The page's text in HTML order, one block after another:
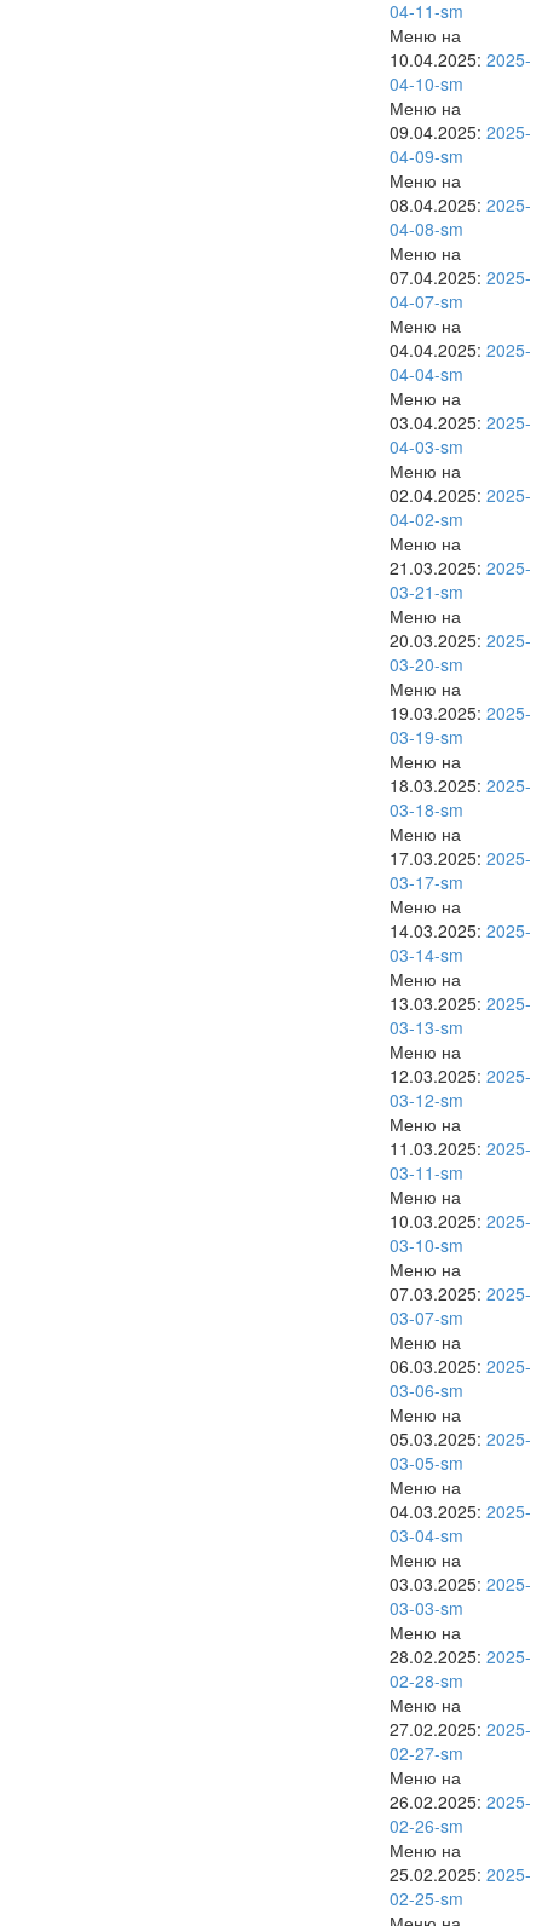
04-11-sm
Меню на
10.04.2025: 2025-
04-10-sm
Меню на
09.04.2025: 2025-
04-09-sm
Меню на
08.04.2025: 2025-
04-08-sm
Меню на
07.04.2025: 2025-
04-07-sm
Меню на
04.04.2025: 2025-
04-04-sm
Меню на
03.04.2025: 2025-
04-03-sm
Меню на
02.04.2025: 2025-
04-02-sm
Меню на
21.03.2025: 2025-
03-21-sm
Меню на
20.03.2025: 2025-
03-20-sm
Меню на
19.03.2025: 2025-
03-19-sm
Меню на
18.03.2025: 2025-
03-18-sm
Меню на
17.03.2025: 2025-
03-17-sm
Меню на
14.03.2025: 2025-
03-14-sm
Меню на
13.03.2025: 2025-
03-13-sm
Меню на
12.03.2025: 2025-
03-12-sm
Меню на
11.03.2025: 2025-
03-11-sm
Меню на
10.03.2025: 2025-
03-10-sm
Меню на
07.03.2025: 2025-
03-07-sm
Меню на
06.03.2025: 2025-
03-06-sm
Меню на
05.03.2025: 2025-
03-05-sm
Меню на
04.03.2025: 2025-
03-04-sm
Меню на
03.03.2025: 2025-
03-03-sm
Меню на
28.02.2025: 2025-
02-28-sm
Меню на
27.02.2025: 2025-
02-27-sm
Меню на
26.02.2025: 2025-
02-26-sm
Меню на
25.02.2025: 2025-
02-25-sm